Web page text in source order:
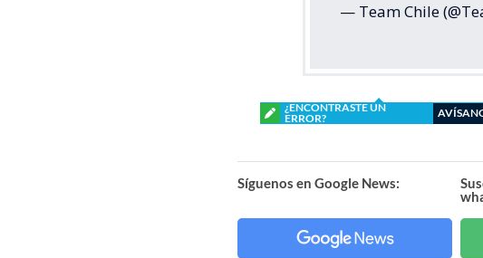
— Team Chile
¿ENCONTRASTE UN
ERROR?
Síguenos en Google News: